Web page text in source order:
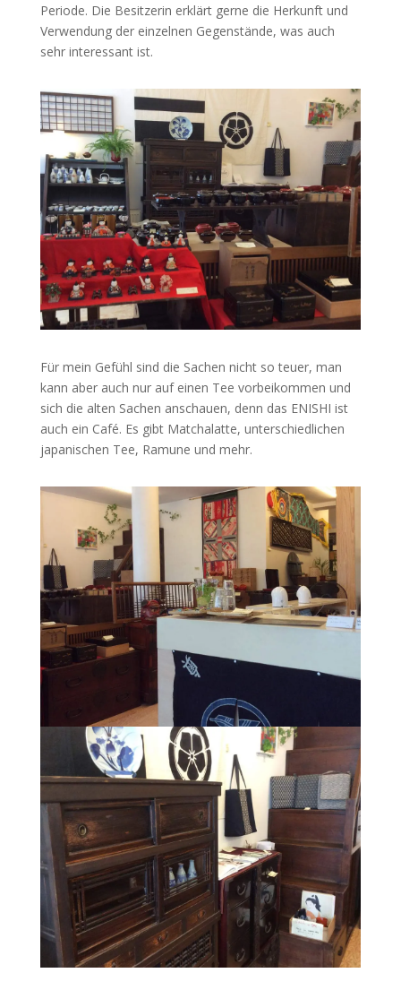
Periode. Die Besitzerin erklärt gerne die Herkunft und
Verwendung der einzelnen Gegenstände, was auch
sehr interessant ist.
Für mein Gefühl sind die Sachen nicht so teuer, man
kann aber auch nur auf einen Tee vorbeikommen und
sich die alten Sachen anschauen, denn das ENISHI ist
auch ein Café. Es gibt Matchalatte, unterschiedlichen
japanischen Tee, Ramune und mehr.